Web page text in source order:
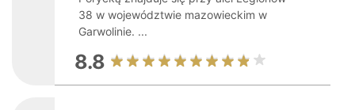
38 w województwie mazowieckim w
Garwolinie. ...
8.8